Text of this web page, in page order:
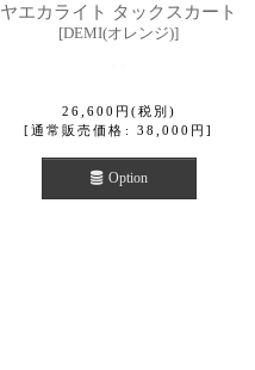
ヤエカライト タックスカート
[DEMI(オレンジ)]
26,600 円 (税別)
[通常販売価格 : 38,000 円 ]
Option